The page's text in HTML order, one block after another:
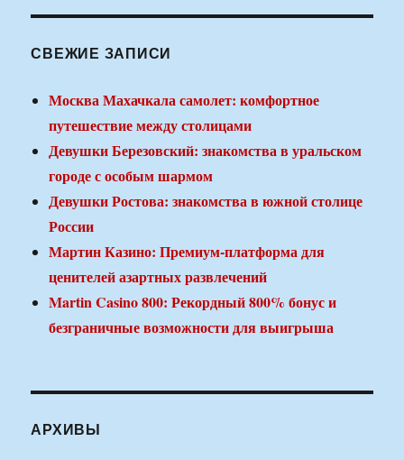
СВЕЖИЕ ЗАПИСИ
Москва Махачкала самолет: комфортное
путешествие между столицами
Девушки Березовский: знакомства в уральском
городе с особым шармом
Девушки Ростова: знакомства в южной столице
России
Мартин Казино: Премиум-платформа для
ценителей азартных развлечений
Martin Casino 800: Рекордный 800% бонус и
безграничные возможности для выигрыша
АРХИВЫ